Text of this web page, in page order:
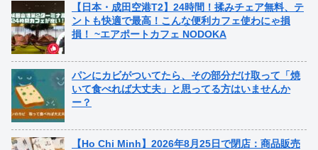
【日本・成田空港T2】24時間！揉みチェア無料、テ
ントも快適で最高！こんな便利カフェ使わにゃ損
損！ ~エアポートカフェ NODOKA
パンにカビがついてたら、その部分だけ取って「焼
いて食べれば大丈夫」と思ってる方はいませんか
ー？
【Ho Chi Minh】2026年8月25日で閉店：商品販売